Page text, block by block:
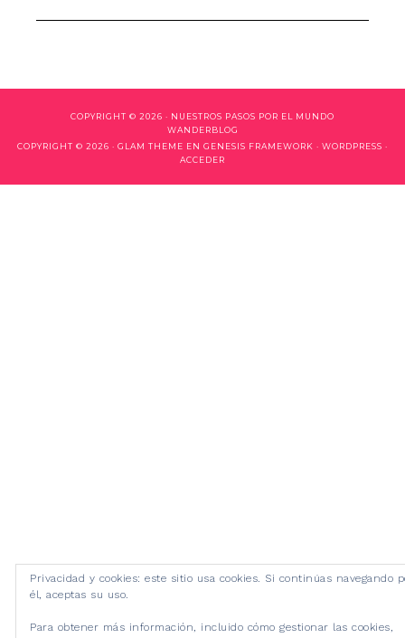
COPYRIGHT © 2026 · NUESTROS PASOS POR EL MUNDO
WANDERBLOG
COPYRIGHT © 2026 · GLAM THEME EN GENESIS FRAMEWORK · WORDPRESS ·
ACCEDER
Privacidad y cookies: este sitio usa cookies. Si continúas navegando
él, aceptas su uso.
Para obtener más información, incluido cómo gestionar las cookies,